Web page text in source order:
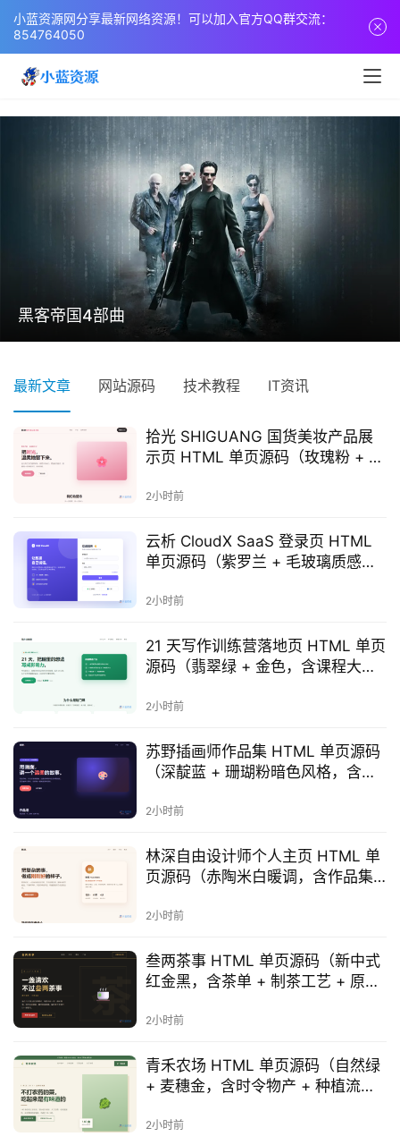
小蓝资源网分享最新网络资源！可以加入官方QQ群交流：
854764050
首
黑客帝国4部曲
最新文章 网站源码 技术教程 IT资讯
拾光 SHIGUANG 国货美妆产品展
示页 HTML 单页源码（玫瑰粉 + 炭
车）
2小时前
云析 CloudX SaaS 登录页 HTML
单页源码（紫罗兰 + 毛玻璃质感，
2小时前
21 天写作训练营落地页 HTML 单页
源码（翡翠绿 + 金色，含课程大纲
2小时前
苏野插画师作品集 HTML 单页源码
（深靛蓝 + 珊瑚粉暗色风格，含作
2小时前
林深自由设计师个人主页 HTML 单
页源码（赤陶米白暖调，含作品集
2小时前
叁两茶事 HTML 单页源码（新中式
红金黑，含茶单 + 制茶工艺 + 原叶
2小时前
青禾农场 HTML 单页源码（自然绿
+ 麦穗金，含时令物产 + 种植流程
2小时前